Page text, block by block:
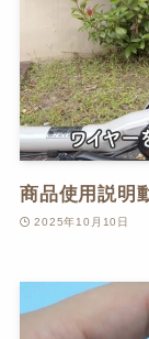
商品使用説明
2025年10月10日